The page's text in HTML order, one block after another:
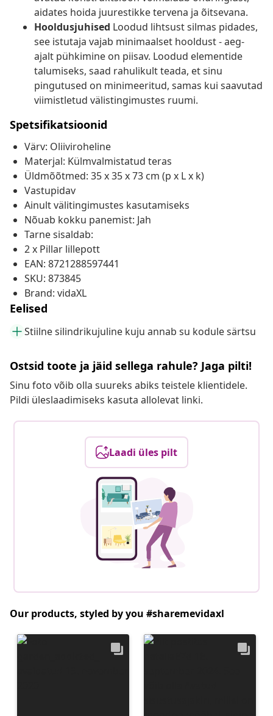
aidates hoida juurestikke tervena ja õitsevana.
Hooldusjuhised Loodud lihtsust silmas pidades,
see istutaja vajab minimaalset hooldust - aeg-
ajalt pühkimine on piisav. Loodud elementide
talumiseks, saad rahulikult teada, et sinu
pingutused on minimeeritud, samas kui saavutad
viimistletud välistingimustes ruumi.
Spetsifikatsioonid
Värv: Oliiviroheline
Materjal: Külmvalmistatud teras
Üldmõõtmed: 35 x 35 x 73 cm (p x L x k)
Vastupidav
Ainult välitingimustes kasutamiseks
Nõuab kokku panemist: Jah
Tarne sisaldab:
2 x Pillar lillepott
EAN: 8721288597441
SKU: 873845
Brand: vidaXL
Eelised
Stiilne silindrikujuline kuju annab su kodule särtsu
Ostsid toote ja jäid sellega rahule? Jaga pilti!
Sinu foto võib olla suureks abiks teistele klientidele.
Pildi üleslaadimiseks kasuta allolevat linki.
Laadi üles pilt
Our products, styled by you #sharemevidaxl